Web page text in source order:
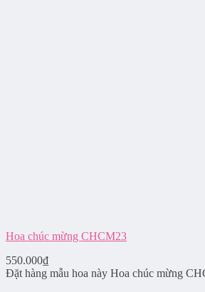
Hoa chúc mừng CHCM23
550.000₫
Đặt hàng mẫu hoa này Hoa chúc mừng